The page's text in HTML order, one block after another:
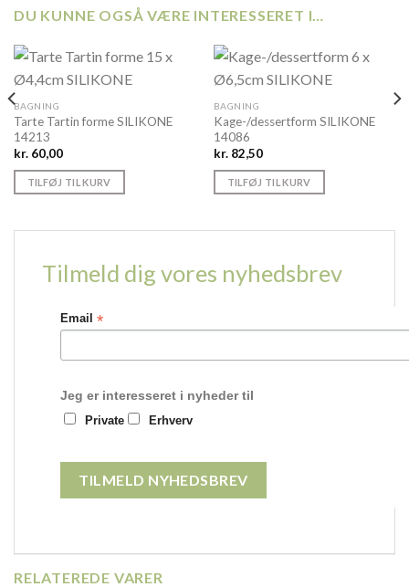
DU KUNNE OGSÅ VÆRE INTERESSERET I…
BAGNING
Tarte Tartin forme SILIKONE
14213
kr.60,00
TILFØJ TIL KURV
BAGNING
Kage-/dessertform SILIKONE
14086
kr.82,50
TILFØJ TIL KURV
Tilmeld dig vores nyhedsbrev
Email *
Jeg er interesseret i nyheder til
Private Erhverv
RELATEREDE VARER